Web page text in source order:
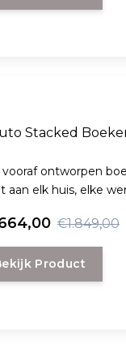
Stacked
vooraf ontworpen
aan elk huis, elke
€1.849,00
Product